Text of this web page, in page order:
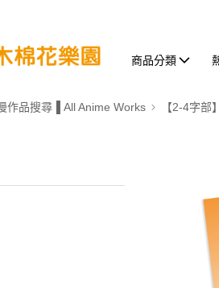
商品分類
作品搜尋▐ All Anime Works 【2-4字部